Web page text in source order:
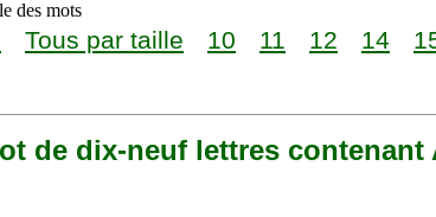
des mots
Tous par taille 10 11 12 14
de dix-neuf lettres contenant